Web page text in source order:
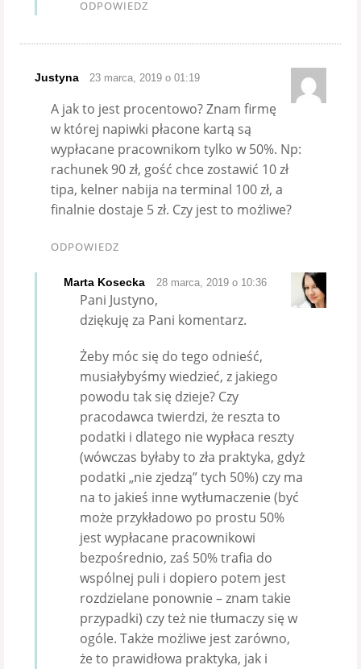
ODPOWIEDZ
Justyna 23 marca, 2019 o 01:19
A jak to jest procentowo? Znam firmę
w której napiwki płacone kartą są
wypłacane pracownikom tylko w 50%. Np:
rachunek 90 zł, gość chce zostawić 10 zł
tipa, kelner nabija na terminal 100 zł, a
finalnie dostaje 5 zł. Czy jest to możliwe?
ODPOWIEDZ
Marta Kosecka 28 marca, 2019 o 10:36
Pani Justyno,
dziękuję za Pani komentarz.
Żeby móc się do tego odnieść,
musiałybyśmy wiedzieć, z jakiego
powodu tak się dzieje? Czy
pracodawca twierdzi, że reszta to
podatki i dlatego nie wypłaca reszty
(wówczas byłaby to zła praktyka, gdyż
podatki „nie zjedzą” tych 50%) czy ma
na to jakieś inne wytłumaczenie (być
może przykładowo po prostu 50%
jest wypłacane pracownikowi
bezpośrednio, zaś 50% trafia do
wspólnej puli i dopiero potem jest
rozdzielane ponownie – znam takie
przypadki) czy też nie tłumaczy się w
ogóle. Także możliwe jest zarówno,
że to prawidłowa praktyka, jak i